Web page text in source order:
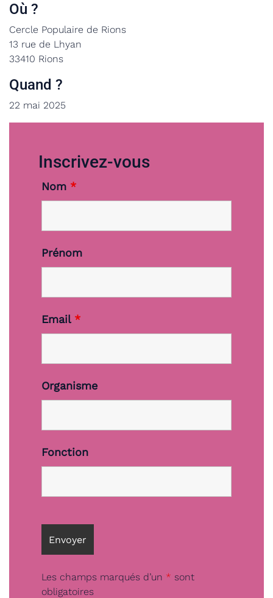
Où ?
Cercle Populaire de Rions
13 rue de Lhyan
33410 Rions
Quand ?
22 mai 2025
Inscrivez-vous
Nom *
Prénom
Email *
Organisme
Fonction
Les champs marqués d’un * sont
obligatoires